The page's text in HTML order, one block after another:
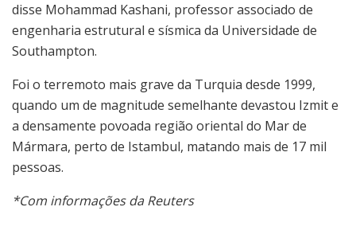
disse Mohammad Kashani, professor associado de
engenharia estrutural e sísmica da Universidade de
Southampton.
Foi o terremoto mais grave da Turquia desde 1999,
quando um de magnitude semelhante devastou Izmit e
a densamente povoada região oriental do Mar de
Mármara, perto de Istambul, matando mais de 17 mil
pessoas.
*Com informações da Reuters